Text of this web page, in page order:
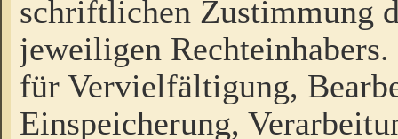
schriftlichen Zustimmung
jeweiligen
für Vervielfältigung,
Einspeicherung,